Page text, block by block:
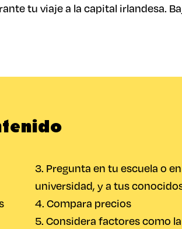
tu viaje a la capital irlandesa.
3. Pregunta en tu escuela o
universidad, y a tus
4. Compara precios
5. Considera factores como la